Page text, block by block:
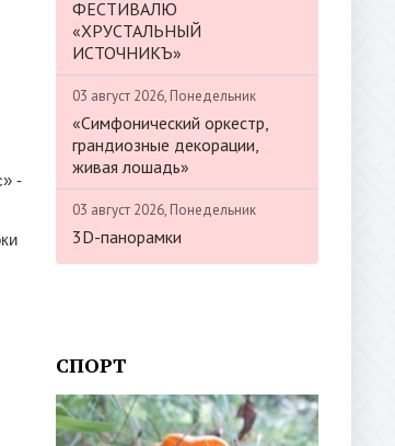
-
ФЕСТИВАЛЮ
«ХРУСТАЛЬНЫЙ
ИСТОЧНИКЪ»
03 август 2026, Понедельник
«Симфонический оркестр,
грандиозные декорации,
живая лошадь»
03 август 2026, Понедельник
3D-панорамки
СПОРТ